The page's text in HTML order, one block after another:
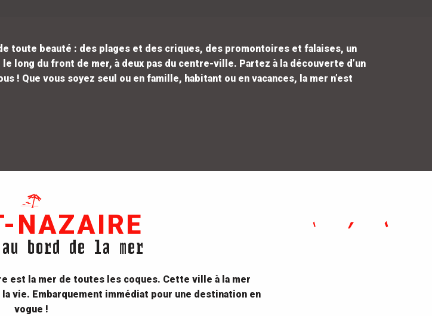
toute beauté : des plages et des criques, des promontoires et falaises, un
long du front de mer, à deux pas du centre-ville. Partez à la découverte d’un
! Que vous soyez seul ou en famille, habitant ou en vacances, la mer n’est
NAZAIRE
bord de la mer
est la mer de toutes les coques. Cette ville à la mer
vie. Embarquement immédiat pour une destination en
vogue !